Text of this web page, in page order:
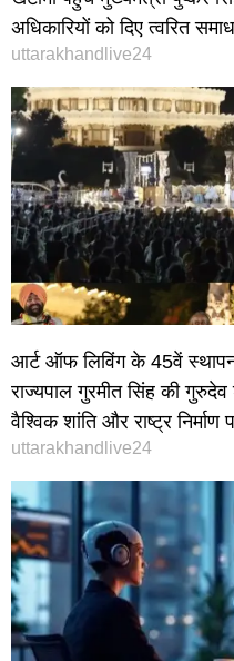
अधिकारियों को दिए त्वरित
uttarakhandlive24
आर्ट ऑफ लिविंग के 45वें
राज्यपाल गुरमीत सिंह की
वैश्विक शांति और राष्ट्र
uttarakhandlive24